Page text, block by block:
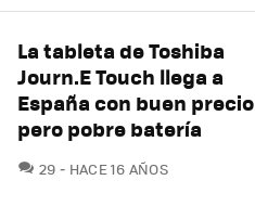
La tableta de Toshiba
Journ.E Touch llega a
España con buen precio
pero pobre batería
29 COMENTARIOS
HACE 16 AÑOS